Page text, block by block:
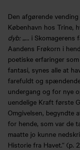
Den afgørende
København hos Trine,
dyb:„… i Skomagerens
Aandens Frøkorn i
poetiske erfaringer
fantasi, synes alle at
farefuldt og
undergang og for nye
uendelige Kraft første
Omgivelsen, begyndte
for hende, som var de
maatte jo kunne
Historie fra Havet.“ (p.